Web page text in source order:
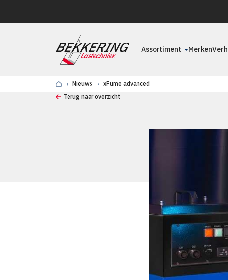
Assortiment Merken
Nieuws
xFume advanced
Terug naar overzicht